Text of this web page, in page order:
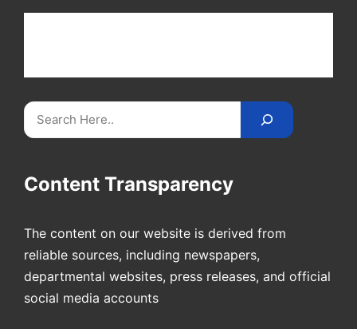
Search
Content Transparency
The content on our website is derived from
reliable sources, including newspapers,
departmental websites, press releases, and official
social media accounts